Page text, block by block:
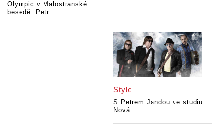
Olympic v Malostranské
besedě: Petr...
Style
S Petrem Jandou ve studiu:
Nová...